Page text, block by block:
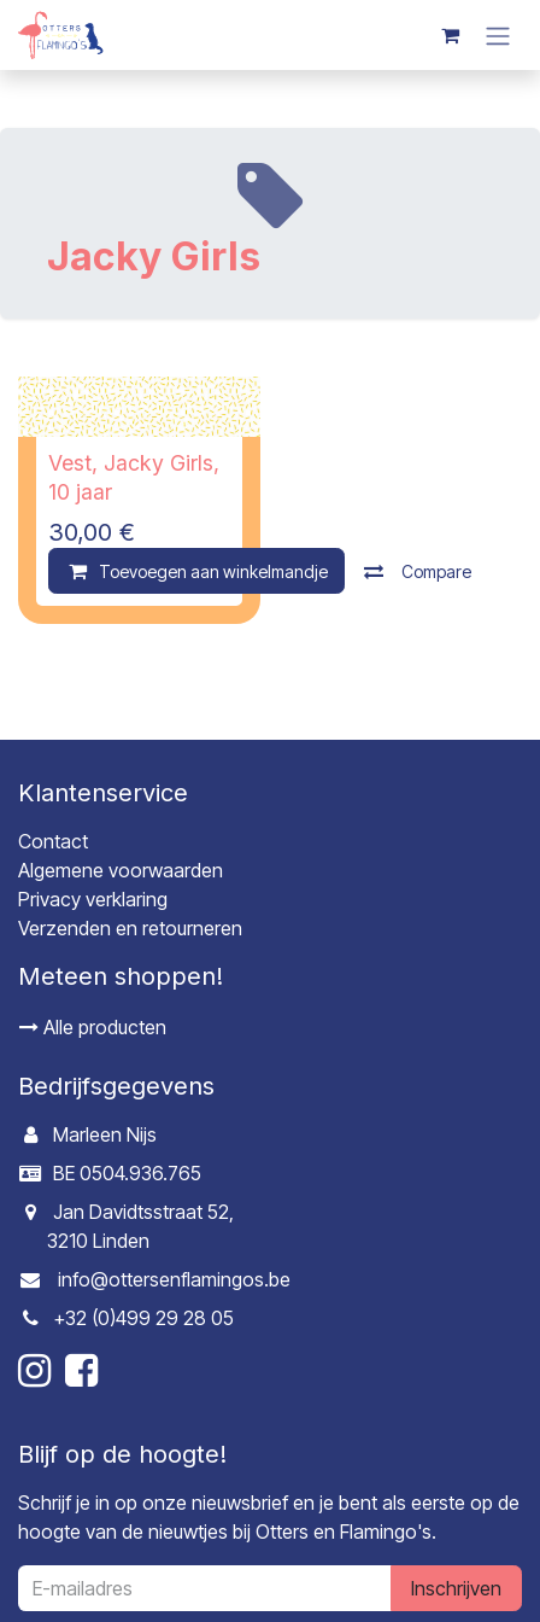
Overslaan naar inhoud
Jacky Girls
Vest, Jacky Girls,
10 jaar
30,00 €
Toevoegen aan winkelmandje Compare
Klantenservice
Contact
Algemene voorwaarden
Privacy verklaring
Verzenden en retourneren
Meteen shoppen!
Alle producten
Bedrijfsgegevens
Marleen Nijs
BE 0504.936.765
Jan Davidtsstraat 52,
3210 Linden
info@ottersenflamingos.be
+32 (0)499 29 28 05
Blijf op de hoogte!
Schrijf je in op onze nieuwsbrief en je bent als eerste op de
hoogte van de nieuwtjes bij Otters en Flamingo's.
Inschrijven